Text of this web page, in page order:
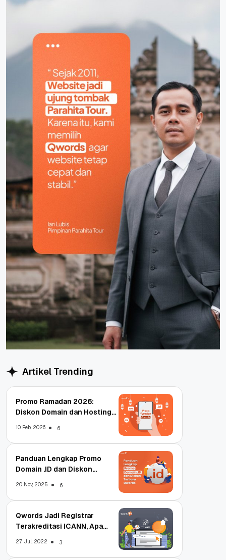
Artikel Trending
Promo Ramadan 2026:
Diskon Domain dan Hosting
10 Feb, 2026 6
Panduan Lengkap Promo
Domain .ID dan Diskon
20 Nov, 2025 6
Qwords Jadi Registrar
Terakreditasi ICANN, Apa
27 Jul, 2022 3